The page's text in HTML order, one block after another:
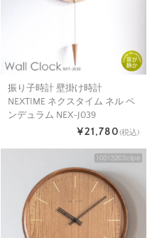
振り子時計 壁掛け時計
NEXTIME ネクスタイム ネル ペ
ンデュラム NEX-J039
¥21,780(税込)